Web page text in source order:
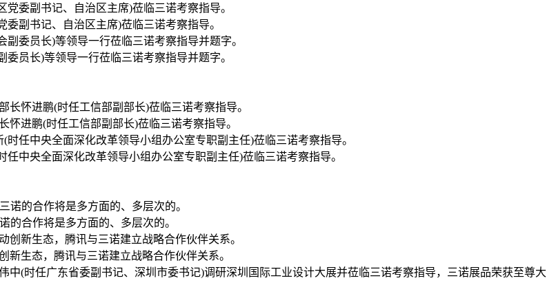
副书记、自治区主席)莅临三诺考察指导。
员长)等领导一行莅临三诺考察指导并题字。
怀进鹏(时任工信部副部长)莅临三诺考察指导。
中央全面深化改革领导小组办公室专职副主任)莅临三诺考察指导。
的合作将是多方面的、多层次的。
新生态，腾讯与三诺建立战略合作伙伴关系。